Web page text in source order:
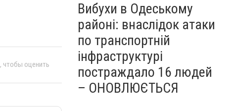
, чтобы оценить
Вибухи в Одеському
районі: внаслідок атаки
по транспортній
інфраструктурі
постраждало 16 людей
– ОНОВЛЮЄТЬСЯ